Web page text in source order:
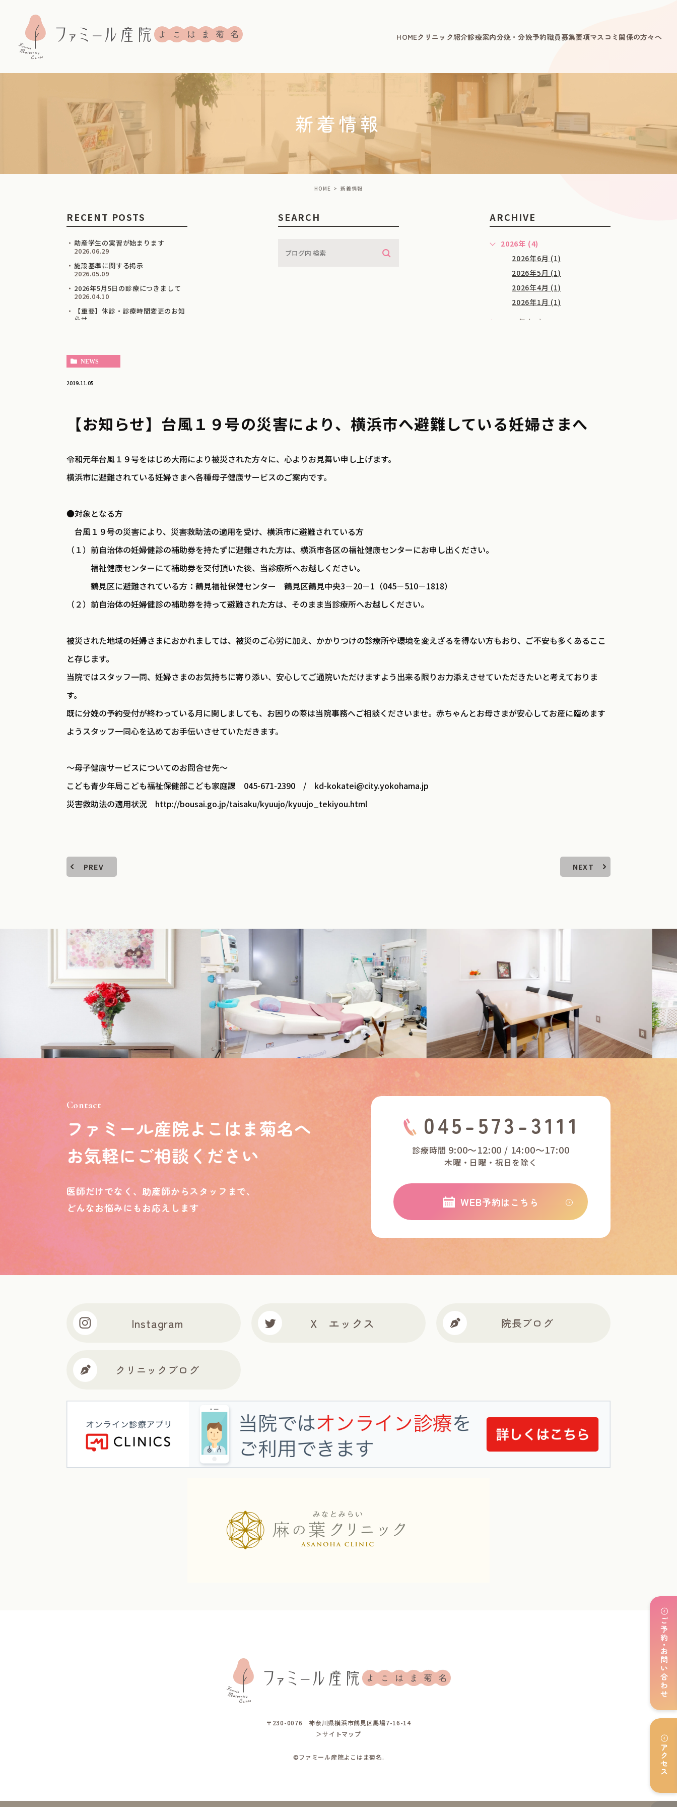
HOMEクリニック紹介診療案内分娩・分娩予約職員募集要項マスコミ関係の方々へ
新着情報
HOME 新着情報
NEWS
2019.11.05
【お知らせ】台風１９号の災害により、横浜市へ避難している妊婦さまへ
令和元年台風１９号をはじめ大雨により被災された方々に、心よりお見舞い申し上げます。
横浜市に避難されている妊婦さまへ各種母子健康サービスのご案内です。
●対象となる方
台風１９号の災害により、災害救助法の適用を受け、横浜市に避難されている方
（１）前自治体の妊婦健診の補助券を持たずに避難された方は、横浜市各区の福祉健康センターにお申し出ください。
福祉健康センターにて補助券を交付頂いた後、当診療所へお越しください。
鶴見区に避難されている方：鶴見福祉保健センター 鶴見区鶴見中央3－20－1（045－510－1818）
（２）前自治体の妊婦健診の補助券を持って避難された方は、そのまま当診療所へお越しください。
被災された地域の妊婦さまにおかれましては、被災のご心労に加え、かかりつけの診療所や環境を変えざるを得ない方もおり、ご不安も多くあるここ
と存じます。
当院ではスタッフ一同、妊婦さまのお気持ちに寄り添い、安心してご通院いただけますよう出来る限りお力添えさせていただきたいと考えておりま
す。
既に分娩の予約受付が終わっている月に関しましても、お困りの際は当院事務へご相談くださいませ。赤ちゃんとお母さまが安心してお産に臨めます
ようスタッフ一同心を込めてお手伝いさせていただきます。
～母子健康サービスについてのお問合せ先～
こども青少年局こども福祉保健部こども家庭課 045-671-2390 / kd-kokatei@city.yokohama.jp
災害救助法の適用状況 http://bousai.go.jp/taisaku/kyuujo/kyuujo_tekiyou.html
PREV NEXT
RECENT POSTS
助産学生の実習が始まります
2026.06.29
施設基準に関する掲示
2026.05.09
2026年5月5日の診療につきまして
2026.04.10
【重要】休診・診療時間変更のお知
らせ
年末年始のお知らせ
10月工事予定のお知らせ
た
2025.09.29
2025.09.17
予約方法変更のお知らせ
2025.09.08
SEARCH ARCHIVE
2026年 (4)
2026年6月 (1)
2026年5月 (1)
2026年4月 (1)
2026年1月 (1)
2025年 (18)
2020年 (36)
Contact
ファミール産院よこはま菊名へ
お気軽にご相談ください
医師だけでなく、助産師からスタッフまで、
どんなお悩みにもお応えします
045-573-3111
診療時間 9:00～12:00 / 14:00～17:00
木曜・日曜・祝日を除く
WEB予約はこちら
Instagram X エックス 院長ブログ
クリニックブログ
〒230-0076神奈川県横浜市鶴見区馬場7-16-14
＞サイトマップ
©ファミール産院よこはま菊名.